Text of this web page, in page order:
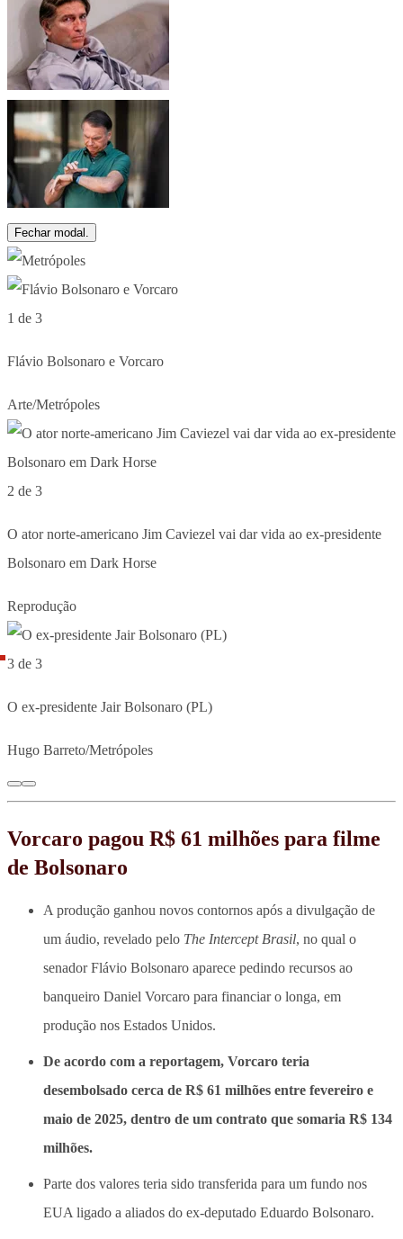
Fechar modal.
1 de 3
Flávio Bolsonaro e Vorcaro
Arte/Metrópoles
2 de 3
O ator norte-americano Jim Caviezel vai dar vida ao ex-presidente
Bolsonaro em Dark Horse
Reprodução
3 de 3
O ex-presidente Jair Bolsonaro (PL)
Hugo Barreto/Metrópoles
Vorcaro pagou R$ 61 milhões para filme
de Bolsonaro
A produção ganhou novos contornos após a divulgação de
um áudio, revelado pelo The Intercept Brasil, no qual o
senador Flávio Bolsonaro aparece pedindo recursos ao
banqueiro Daniel Vorcaro para financiar o longa, em
produção nos Estados Unidos.
De acordo com a reportagem, Vorcaro teria
desembolsado cerca de R$ 61 milhões entre fevereiro e
maio de 2025, dentro de um contrato que somaria R$ 134
milhões.
Parte dos valores teria sido transferida para um fundo nos
EUA ligado a aliados do ex-deputado Eduardo Bolsonaro.